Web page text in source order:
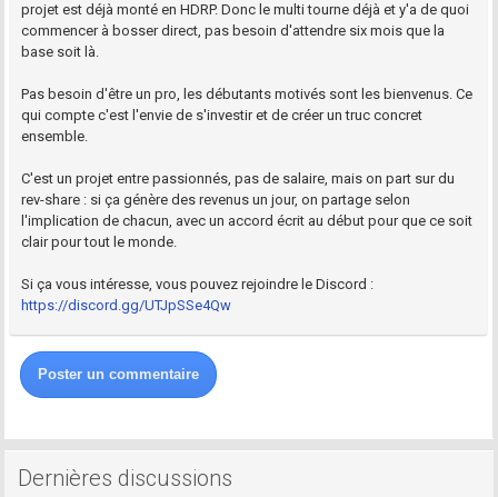
projet est déjà monté en HDRP. Donc le multi tourne déjà et y'a de quoi
commencer à bosser direct, pas besoin d'attendre six mois que la
base soit là.
Pas besoin d'être un pro, les débutants motivés sont les bienvenus. Ce
qui compte c'est l'envie de s'investir et de créer un truc concret
ensemble.
C'est un projet entre passionnés, pas de salaire, mais on part sur du
rev-share : si ça génère des revenus un jour, on partage selon
l'implication de chacun, avec un accord écrit au début pour que ce soit
clair pour tout le monde.
Si ça vous intéresse, vous pouvez rejoindre le Discord :
https://discord.gg/UTJpSSe4Qw
Poster un commentaire
Dernières discussions